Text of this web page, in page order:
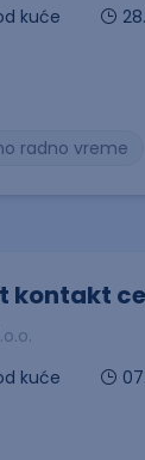
kuće
radno vreme
kontakt
kuće